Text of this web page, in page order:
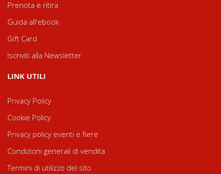
Prenota e ritira
Guida all'ebook
Gift Card
Iscriviti alla Newsletter
LINK UTILI
Privacy Policy
Cookie Policy
Privacy policy eventi e fiere
Condizioni generali di vendita
Termini di utilizzo del sito